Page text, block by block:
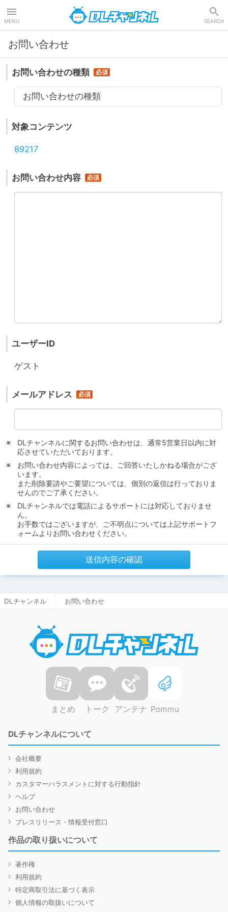
MENU SEARCH
お問い合わせ
お問い合わせの種類
お問い合わせの種類
対象コンテンツ
89217
お問い合わせ内容
ユーザーID
ゲスト
メールアドレス
DLチャンネルに関するお問い合わせは、通常5営業日以内に対
応させていただいております。
お問い合わせ内容によっては、ご回答いたしかねる場合がござ
います。
また削除要請やご要望については、個別の返信は行っておりま
せんのでご了承ください。
DLチャンネルでは電話によるサポートには対応しておりませ
ん。
お手数ではございますが、ご不明点については上記サポートフ
ォームよりお問い合わせください。
送信内容の確認
DLチャンネル お問い合わせ
まとめ トーク アンテナ Pommu
DLチャンネルについて
会社概要
利用規約
カスタマーハラスメントに対する行動指針
ヘルプ
お問い合わせ
プレスリリース・情報受付窓口
作品の取り扱いについて
著作権
利用規約
特定商取引法に基づく表示
個人情報の取扱いについて